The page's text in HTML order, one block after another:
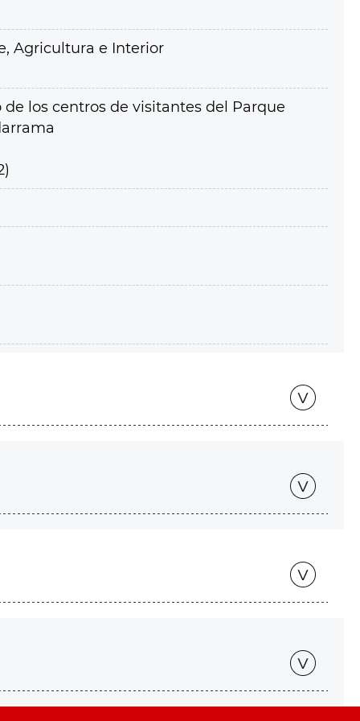
Agricultura e Interior
los centros de visitantes del Parque